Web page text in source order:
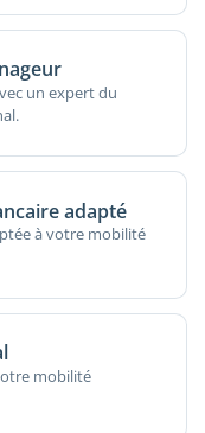
un expert du
adapté
à votre mobilité
mobilité